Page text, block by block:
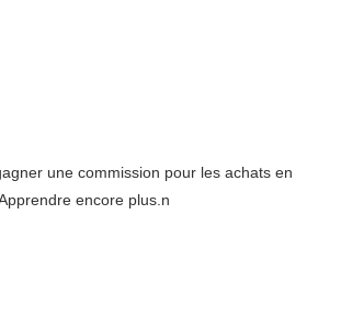
une commission pour les achats en
encore plus.n